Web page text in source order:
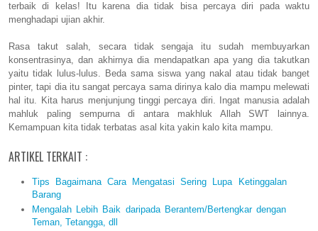
terbaik di kelas! Itu karena dia tidak bisa percaya diri pada waktu
menghadapi ujian akhir.
Rasa takut salah, secara tidak sengaja itu sudah membuyarkan
konsentrasinya, dan akhirnya dia mendapatkan apa yang dia takutkan
yaitu tidak lulus-lulus. Beda sama siswa yang nakal atau tidak banget
pinter, tapi dia itu sangat percaya sama dirinya kalo dia mampu melewati
hal itu. Kita harus menjunjung tinggi percaya diri. Ingat manusia adalah
mahluk paling sempurna di antara makhluk Allah SWT lainnya.
Kemampuan kita tidak terbatas asal kita yakin kalo kita mampu.
ARTIKEL TERKAIT :
Tips Bagaimana Cara Mengatasi Sering Lupa Ketinggalan
Barang
Mengalah Lebih Baik daripada Berantem/Bertengkar dengan
Teman, Tetangga, dll